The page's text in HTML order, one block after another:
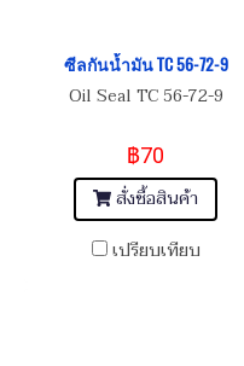
ซีลกันน้ำมัน TC 56-72-9
Oil Seal TC 56-72-9
฿70
สั่งซื้อสินค้า
เปรียบเทียบ